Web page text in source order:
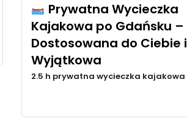
Prywatna Wycieczka
Kajakowa po Gdańsku –
Dostosowana do Ciebie i
Wyjątkowa
2.5 h prywatna wycieczka kajakowa